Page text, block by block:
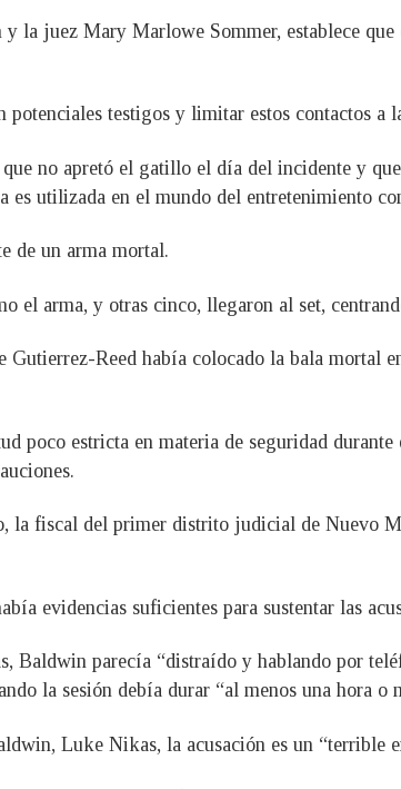
la juez Mary Marlowe Sommer, establece
testigos y limitar estos contactos a
no apretó el gatillo el día del incidente y
es utilizada en el mundo del entretenimiento
de un arma mortal.
el arma, y otras cinco, llegaron al set,
Gutierrez-Reed había colocado la bala mortal
poco estricta en materia de seguridad
la fiscal del primer distrito judicial de Nuevo
evidencias suficientes para sustentar las
Baldwin parecía “distraído y hablando por
la sesión debía durar “al menos una hora
Luke Nikas, la acusación es un “terrible